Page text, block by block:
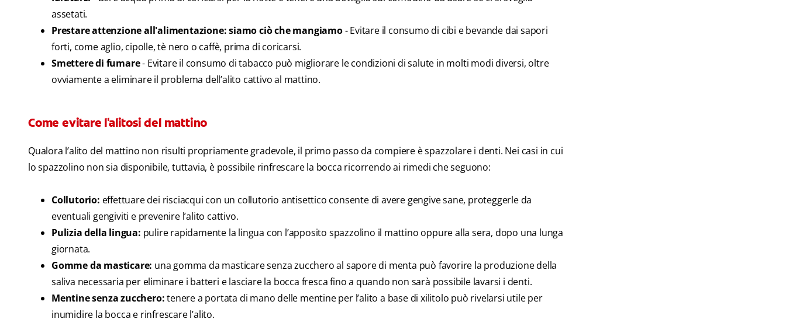
assetati.
Prestare attenzione all'alimentazione: siamo ciò che mangiamo- Evitare il consumo di cibi e bevande dai sapori
forti, come aglio, cipolle, tè nero o caffè, prima di coricarsi.
Smettere di fumare- Evitare il consumo di tabacco può migliorare le condizioni di salute in molti modi diversi, oltre
ovviamente a eliminare il problema dell’alito cattivo al mattino.
Come evitare l'alitosi del mattino
Qualora l’alito del mattino non risulti propriamente gradevole, il primo passo da compiere è spazzolare i denti. Nei casi in cui
lo spazzolino non sia disponibile, tuttavia, è possibile rinfrescare la bocca ricorrendo ai rimedi che seguono:
Collutorio: effettuare dei risciacqui con un collutorio antisettico consente di avere gengive sane, proteggerle da
eventuali gengiviti e prevenire l’alito cattivo.
Pulizia della lingua: pulire rapidamente la lingua con l’apposito spazzolino il mattino oppure alla sera, dopo una lunga
giornata.
Gomme da masticare: una gomma da masticare senza zucchero al sapore di menta può favorire la produzione della
saliva necessaria per eliminare i batteri e lasciare la bocca fresca fino a quando non sarà possibile lavarsi i denti.
Mentine senza zucchero:tenere a portata di mano delle mentine per l’alito a base di xilitolo può rivelarsi utile per
inumidire la bocca e rinfrescare l’alito.